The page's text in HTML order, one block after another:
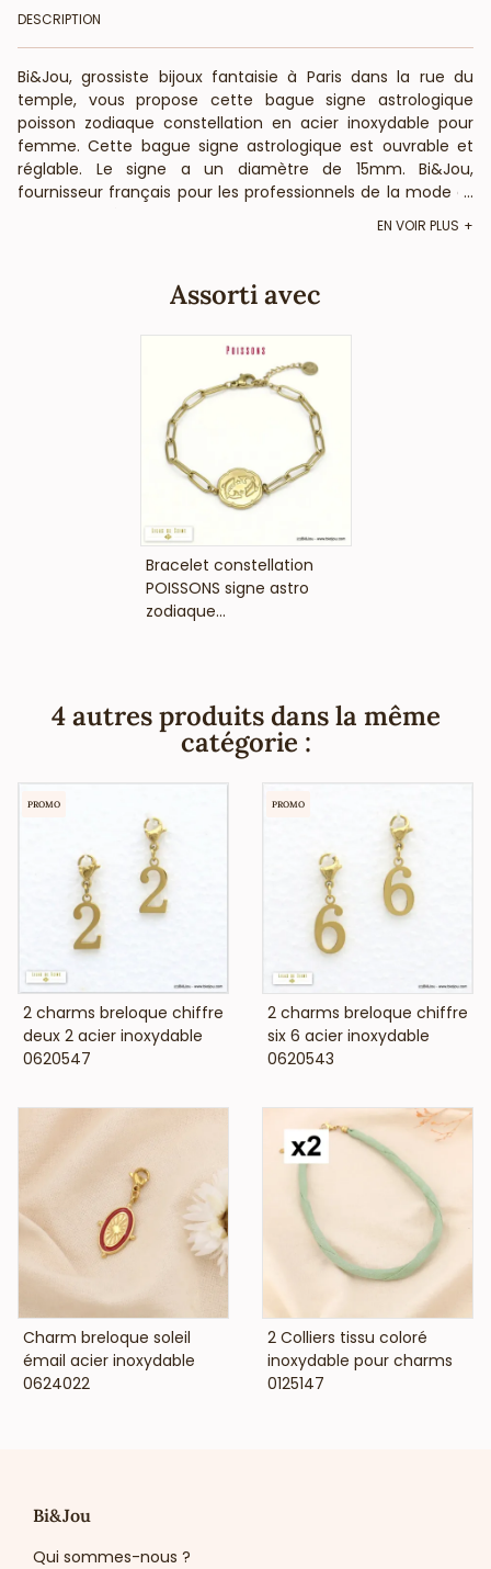
DESCRIPTION
Bi&Jou, grossiste bijoux fantaisie à Paris dans la rue du
temple, vous propose cette bague signe astrologique
poisson zodiaque constellation en acier inoxydable pour
femme. Cette bague signe astrologique est ouvrable et
réglable. Le signe a un diamètre de 15mm. Bi&Jou,
fournisseur français pour les professionnels de la mode et
ne contient pas de nickel, plomb ni cadnium et est anti-
...
EN VOIR PLUS
Assorti avec
VOIR LE PRIX
Bracelet constellation
POISSONS signe astro
zodiaque...
4 autres produits dans la même
catégorie :
VOIR LE PRIX
2 charms breloque chiffre
deux 2 acier inoxydable
0620547
PROMO
VOIR LE PRIX
2 charms breloque chiffre
six 6 acier inoxydable
0620543
PROMO
VOIR LE PRIX
Charm breloque soleil
émail acier inoxydable
0624022
VOIR LE PRIX
2 Colliers tissu coloré
inoxydable pour charms
0125147
Bi&Jou
Qui sommes-nous ?